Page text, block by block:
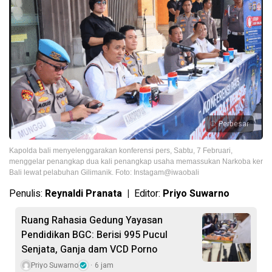
Perbesar
Kapolda bali menyelenggarakan konferensi pers, Sabtu, 7 Februari,
menggelar penangkap dua kali penangkap usaha memassukan Narkoba ker
Bali lewat pelabuhan Gilimanik. Foto: Instagam@iwaobali
Penulis: Reynaldi Pranata | Editor: Priyo Suwarno
Ruang Rahasia Gedung Yayasan
Pendidikan BGC: Berisi 995 Pucul
Senjata, Ganja dam VCD Porno
Priyo Suwarno 6 jam